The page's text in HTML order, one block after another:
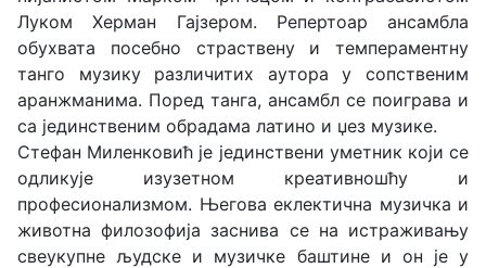
Луком Херман Гајзером. Репертоар ансамбла
обухвата посебно страствену и темпераментну
танго музику различитих аутора у сопственим
аранжманима. Поред танга, ансамбл се поиграва и
са јединственим обрадама латино и џез музике.
Стефан Миленковић је јединствени уметник који се
одликује изузетном креативношћу и
професионализмом. Његова еклектична музичка и
животна филозофија заснива се на истраживању
свеукупне људске и музичке баштине и он је у